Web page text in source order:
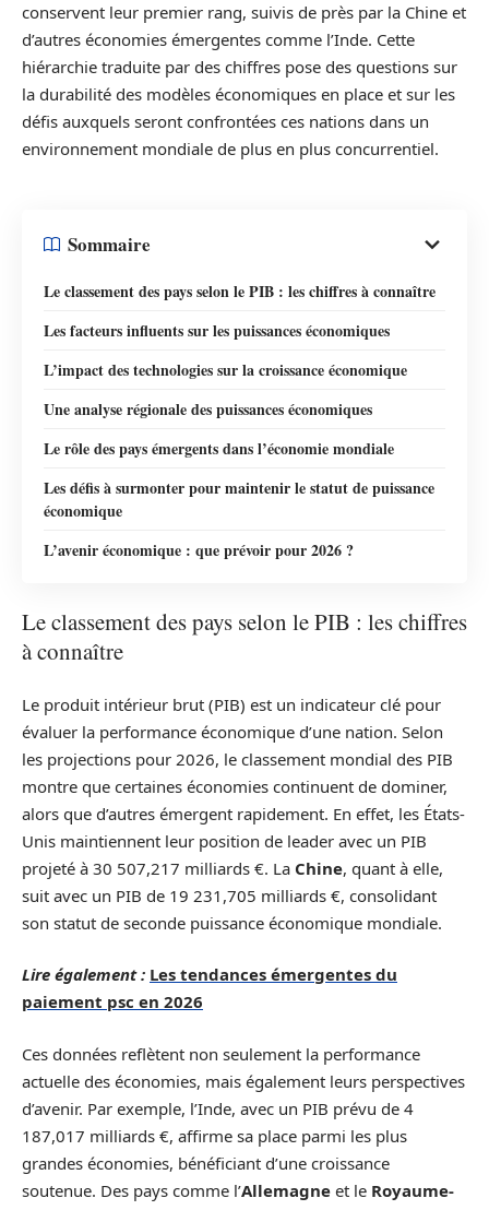
conservent leur premier rang, suivis de près par la Chine et
d’autres économies émergentes comme l’Inde. Cette
hiérarchie traduite par des chiffres pose des questions sur
la durabilité des modèles économiques en place et sur les
défis auxquels seront confrontées ces nations dans un
environnement mondiale de plus en plus concurrentiel.
Sommaire
Le classement des pays selon le PIB : les chiffres à connaître
Les facteurs influents sur les puissances économiques
L’impact des technologies sur la croissance économique
Une analyse régionale des puissances économiques
Le rôle des pays émergents dans l’économie mondiale
Les défis à surmonter pour maintenir le statut de puissance
économique
L’avenir économique : que prévoir pour 2026 ?
Le classement des pays selon le PIB : les chiffres
à connaître
Le produit intérieur brut (PIB) est un indicateur clé pour
évaluer la performance économique d’une nation. Selon
les projections pour 2026, le classement mondial des PIB
montre que certaines économies continuent de dominer,
alors que d’autres émergent rapidement. En effet, les États-
Unis maintiennent leur position de leader avec un PIB
projeté à 30 507,217 milliards €. La Chine, quant à elle,
suit avec un PIB de 19 231,705 milliards €, consolidant
son statut de seconde puissance économique mondiale.
Lire également : Les tendances émergentes du
paiement psc en 2026
Ces données reflètent non seulement la performance
actuelle des économies, mais également leurs perspectives
d’avenir. Par exemple, l’Inde, avec un PIB prévu de 4
187,017 milliards €, affirme sa place parmi les plus
grandes économies, bénéficiant d’une croissance
soutenue. Des pays comme l’Allemagne et le Royaume-